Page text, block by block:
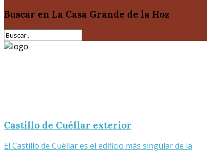
Buscar en La Casa Grande de la Hoz
Castillo de Cuéllar exterior
El Castillo de Cuéllar es el edificio más singular de la